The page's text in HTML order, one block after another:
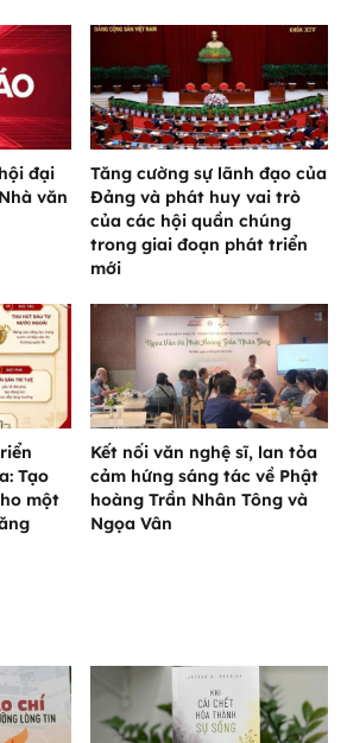
đại
văn
Tăng cường sự lãnh đạo của
Đảng và phát huy vai trò
của các hội quần chúng
trong giai đoạn phát triển
mới
Tạo
một
Kết nối văn nghệ sĩ, lan tỏa
cảm hứng sáng tác về Phật
hoàng Trần Nhân Tông và
Ngọa Vân